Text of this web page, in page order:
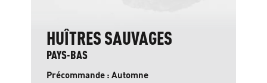
HUÎTRES SAUVAGES
PAYS-BAS
Précommande : Automne